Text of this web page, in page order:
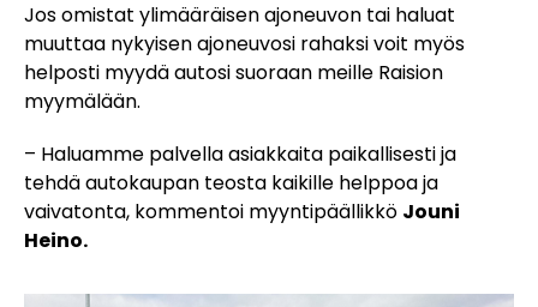
Jos omistat ylimääräisen ajoneuvon tai haluat
muuttaa nykyisen ajoneuvosi rahaksi voit myös
helposti myydä autosi suoraan meille Raision
myymälään.
– Haluamme palvella asiakkaita paikallisesti ja
tehdä autokaupan teosta kaikille helppoa ja
vaivatonta, kommentoi myyntipäällikkö Jouni
Heino.